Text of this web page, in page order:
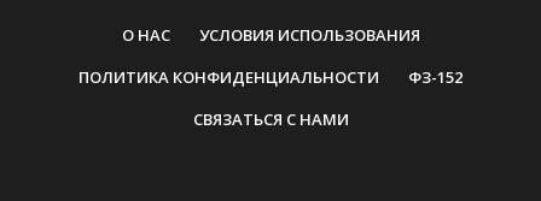
О НАС
УСЛОВИЯ ИСПОЛЬЗОВАНИЯ
ПОЛИТИКА КОНФИДЕНЦИАЛЬНОСТИ
ФЗ-152
СВЯЗАТЬСЯ С НАМИ